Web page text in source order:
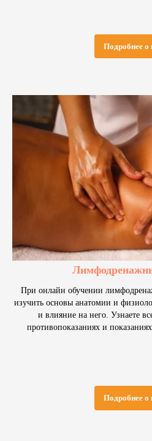
Подробнее о
При онлайн обучении
изучить основы анатомии и
и влияние на него. Узнаете
противопоказаниях и
Подробнее о